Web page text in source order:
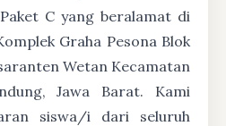
C yang beralamat di
Graha Pesona Blok
Wetan Kecamatan
Jawa Barat. Kami
siswa/i dari seluruh